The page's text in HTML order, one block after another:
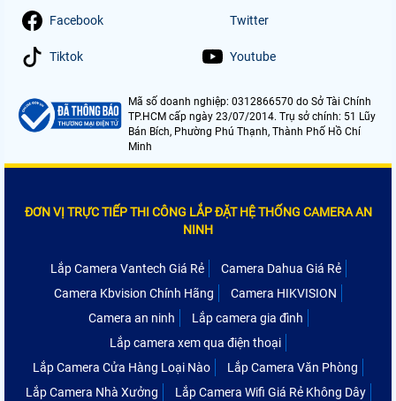
Facebook Twitter
Tiktok Youtube
Mã số doanh nghiệp: 0312866570 do Sở Tài Chính
TP.HCM cấp ngày 23/07/2014. Trụ sở chính: 51 Lũy
Bán Bích, Phường Phú Thạnh, Thành Phố Hồ Chí
Minh
ĐƠN VỊ TRỰC TIẾP THI CÔNG LẮP ĐẶT HỆ THỐNG CAMERA AN
NINH
Lắp Camera Vantech Giá Rẻ
Camera Dahua Giá Rẻ
Camera Kbvision Chính Hãng
Camera HIKVISION
Camera an ninh
Lắp camera gia đình
Lắp camera xem qua điện thoại
Lắp Camera Cửa Hàng Loại Nào
Lắp Camera Văn Phòng
Lắp Camera Nhà Xưởng
Lắp Camera Wifi Giá Rẻ Không Dây